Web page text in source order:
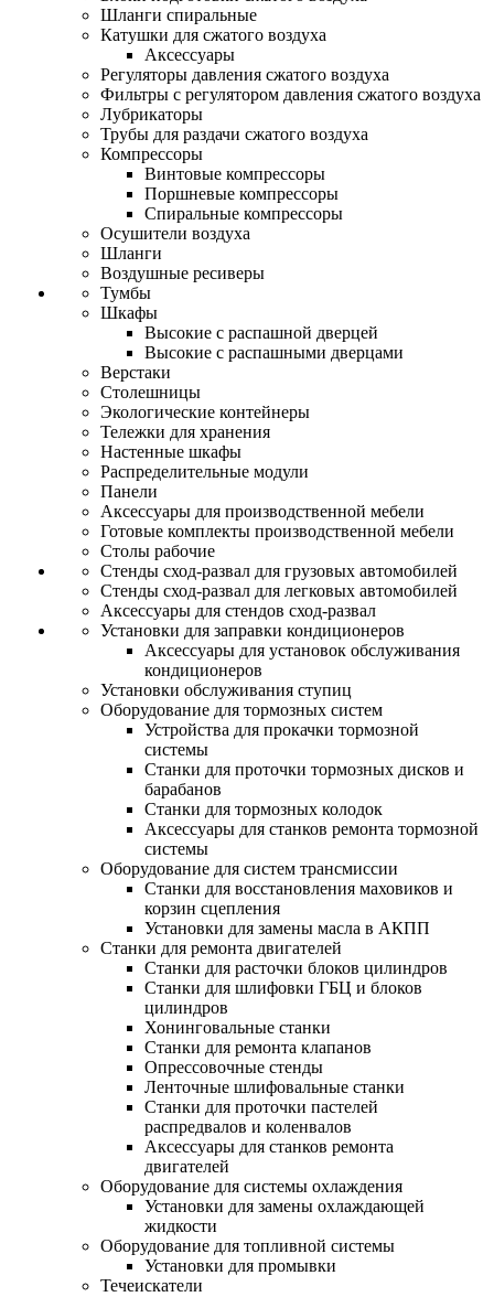
Шланги спиральные
Катушки для сжатого воздуха
Аксессуары
Регуляторы давления сжатого воздуха
Фильтры с регулятором давления сжатого воздуха
Лубрикаторы
Трубы для раздачи сжатого воздуха
Компрессоры
Винтовые компрессоры
Поршневые компрессоры
Спиральные компрессоры
Осушители воздуха
Шланги
Воздушные ресиверы
Тумбы
Шкафы
Высокие с распашной дверцей
Высокие с распашными дверцами
Верстаки
Столешницы
Экологические контейнеры
Тележки для хранения
Настенные шкафы
Распределительные модули
Панели
Аксессуары для производственной мебели
Готовые комплекты производственной мебели
Столы рабочие
Стенды сход-развал для грузовых автомобилей
Стенды сход-развал для легковых автомобилей
Аксессуары для стендов сход-развал
Установки для заправки кондиционеров
Аксессуары для установок обслуживания
кондиционеров
Установки обслуживания ступиц
Оборудование для тормозных систем
Устройства для прокачки тормозной
системы
Станки для проточки тормозных дисков и
барабанов
Станки для тормозных колодок
Аксессуары для станков ремонта тормозной
системы
Оборудование для систем трансмиссии
Станки для восстановления маховиков и
корзин сцепления
Установки для замены масла в АКПП
Станки для ремонта двигателей
Станки для расточки блоков цилиндров
Станки для шлифовки ГБЦ и блоков
цилиндров
Хонинговальные станки
Станки для ремонта клапанов
Опрессовочные стенды
Ленточные шлифовальные станки
Станки для проточки пастелей
распредвалов и коленвалов
Аксессуары для станков ремонта
двигателей
Оборудование для системы охлаждения
Установки для замены охлаждающей
жидкости
Оборудование для топливной системы
Установки для промывки
Течеискатели